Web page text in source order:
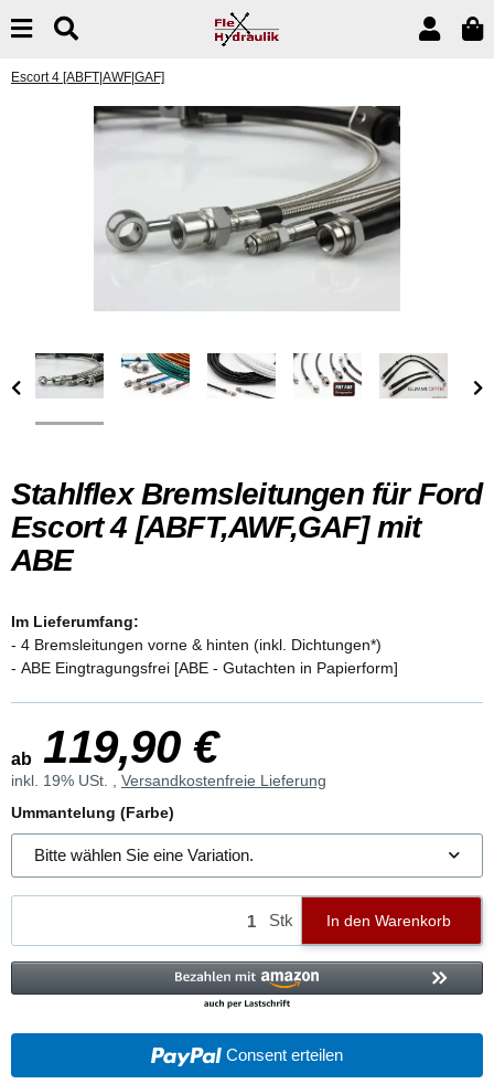
Escort 4 [ABFT|AWF|GAF]
Stahlflex Bremsleitungen für Ford
Escort 4 [ABFT,AWF,GAF] mit
ABE
Im Lieferumfang:
- 4 Bremsleitungen vorne & hinten (inkl. Dichtungen*)
- ABE Eingtragungsfrei [ABE - Gutachten in Papierform]
ab 119,90 €
inkl. 19% USt. , Versandkostenfreie Lieferung
Ummantelung (Farbe)
Bitte wählen Sie eine Variation.
Stk In den Warenkorb
Consent erteilen